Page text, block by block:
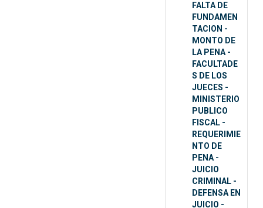
FALTA DE
FUNDAMEN
TACION -
MONTO DE
LA PENA -
FACULTADE
S DE LOS
JUECES -
MINISTERIO
PUBLICO
FISCAL -
REQUERIMIE
NTO DE
PENA -
JUICIO
CRIMINAL -
DEFENSA EN
JUICIO -